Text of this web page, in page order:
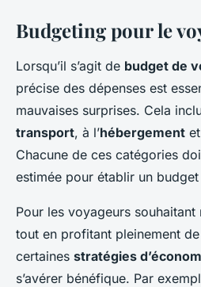
Budgeting pour le
Lorsqu’il s’agit de budget de
précise des dépenses est
mauvaises surprises. Cela
transport, à l’hébergement
Chacune de ces catégories
estimée pour établir un
Pour les voyageurs
tout en profitant pleinement
certaines stratégies
s’avérer bénéfique. Par